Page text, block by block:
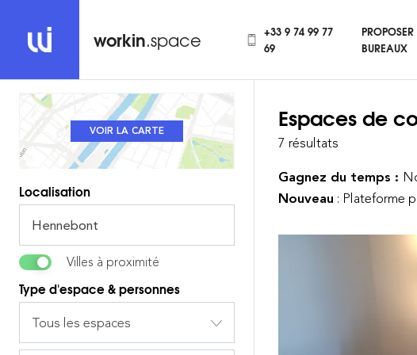
workin.space
+33 9 74 99 77
69
BUREAUX
REVENIR À LA LISTE
VOIR LA CARTE
Localisation
Villes à proximité
Type d'espace & personnes
Tous les espaces
Espaces de
7 résultats
Gagnez du temps :
Nouveau : Plateforme